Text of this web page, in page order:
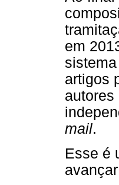
em
artigos
autores
mail.
Esse é